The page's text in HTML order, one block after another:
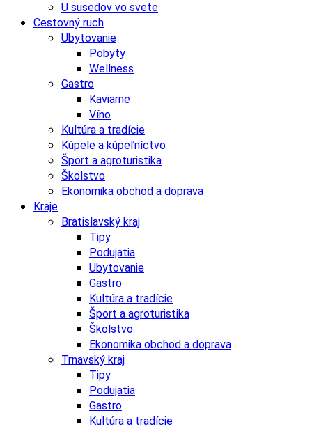
U susedov vo svete
Cestovný ruch
Ubytovanie
Pobyty
Wellness
Gastro
Kaviarne
Víno
Kultúra a tradície
Kúpele a kúpeľníctvo
Šport a agroturistika
Školstvo
Ekonomika obchod a doprava
Kraje
Bratislavský kraj
Tipy
Podujatia
Ubytovanie
Gastro
Kultúra a tradície
Šport a agroturistika
Školstvo
Ekonomika obchod a doprava
Trnavský kraj
Tipy
Podujatia
Gastro
Kultúra a tradície